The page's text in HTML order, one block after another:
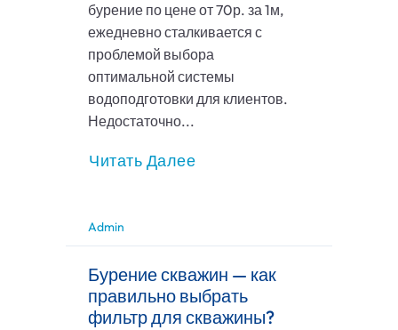
бурение по цене от 70р. за 1м,
ежедневно сталкивается с
проблемой выбора
оптимальной системы
водоподготовки для клиентов.
Недостаточно...
Читать Далее
Admin
Бурение скважин — как
правильно выбрать
фильтр для скважины?